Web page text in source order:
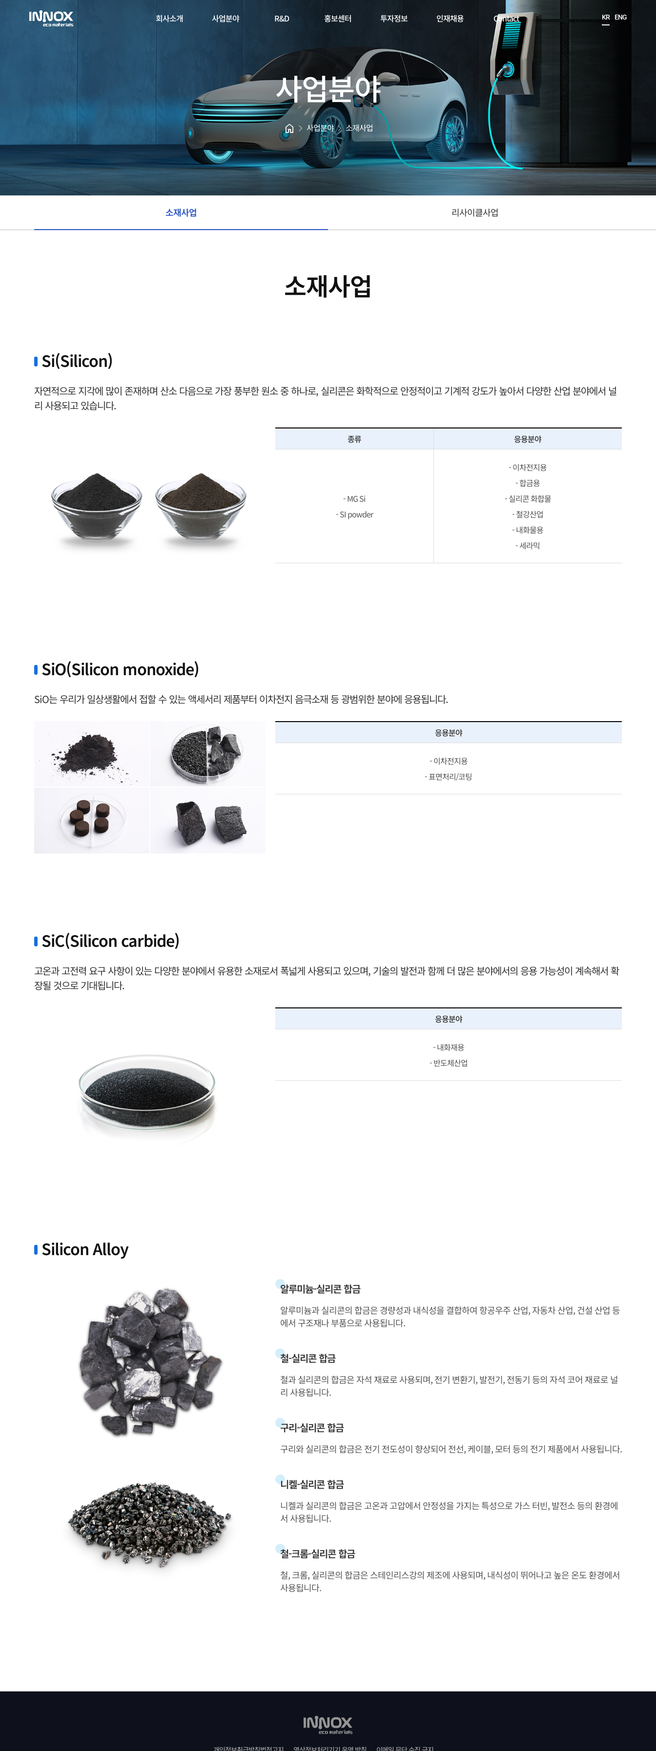
회사소개 사업분야 R&D 홍보센터 투자정보 인재채용 Contact KR ENG
사업분야
home chevron_right 사업분야chevron_right소재사업
소재사업 리사이클사업
소재사업
Si(Silicon)
자연적으로 지각에 많이 존재하며 산소 다음으로 가장 풍부한 원소 중 하나로, 실리콘은 화학적으로 안정적이고 기계적 강도가 높아서 다양한 산업 분야에서 널
리 사용되고 있습니다.
종류 응용분야
- MG Si
- SI powder
- 이차전지용
- 합금용
- 실리콘 화합물
- 철강산업
- 내화물용
- 세라믹
SiO(Silicon monoxide)
SiO는 우리가 일상생활에서 접할 수 있는 액세서리 제품부터 이차전지 음극소재 등 광범위한 분야에 응용됩니다.
응용분야
- 이차전지용
- 표면처리/코팅
SiC(Silicon carbide)
고온과 고전력 요구 사항이 있는 다양한 분야에서 유용한 소재로서 폭넓게 사용되고 있으며, 기술의 발전과 함께 더 많은 분야에서의 응용 가능성이 계속해서 확
장될 것으로 기대됩니다.
응용분야
- 내화재용
- 반도체산업
Silicon Alloy
알루미늄-실리콘 합금
알루미늄과 실리콘의 합금은 경량성과 내식성을 결합하여 항공우주 산업, 자동차 산업, 건설 산업 등
에서 구조재나 부품으로 사용됩니다.
철-실리콘 합금
철과 실리콘의 합금은 자석 재료로 사용되며, 전기 변환기, 발전기, 전동기 등의 자석 코어 재료로 널
리 사용됩니다.
구리-실리콘 합금
구리와 실리콘의 합금은 전기 전도성이 향상되어 전선, 케이블, 모터 등의 전기 제품에서 사용됩니다.
니켈-실리콘 합금
니켈과 실리콘의 합금은 고온과 고압에서 안정성을 가지는 특성으로 가스 터빈, 발전소 등의 환경에
서 사용됩니다.
철-크롬-실리콘 합금
철, 크롬, 실리콘의 합금은 스테인리스강의 제조에 사용되며, 내식성이 뛰어나고 높은 온도 환경에서
사용됩니다.